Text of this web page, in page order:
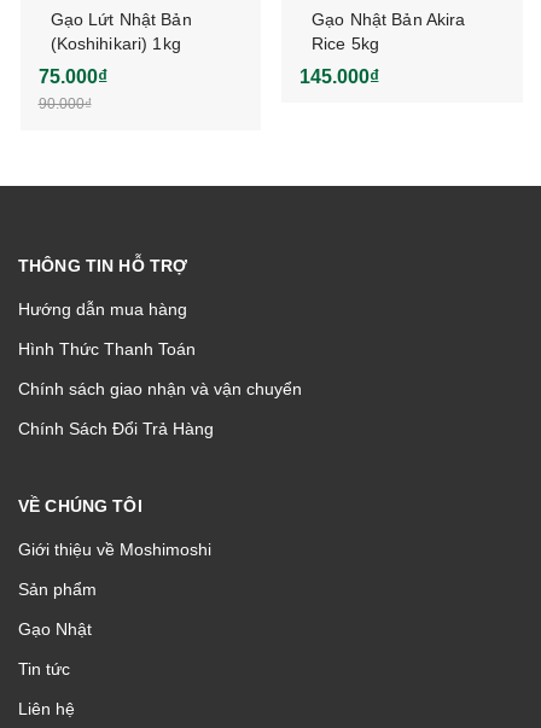
Gạo Lứt Nhật Bản
(Koshihikari) 1kg
75.000₫
90.000₫
Gạo Nhật Bản Akira
Rice 5kg
145.000₫
THÔNG TIN HỖ TRỢ
Hướng dẫn mua hàng
Hình Thức Thanh Toán
Chính sách giao nhận và vận chuyển
Chính Sách Đổi Trả Hàng
VỀ CHÚNG TÔI
Giới thiệu về Moshimoshi
Sản phẩm
Gạo Nhật
Tin tức
Liên hệ